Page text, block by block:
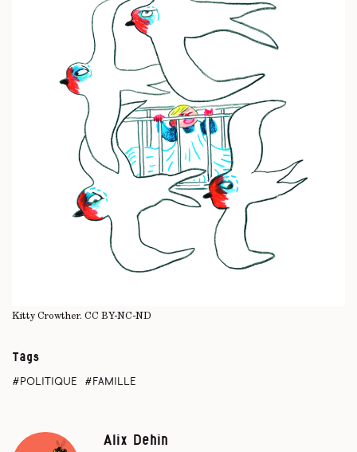
Kitty Crowther. CC BY-NC-ND
Tags
politique famille
Alix Dehin